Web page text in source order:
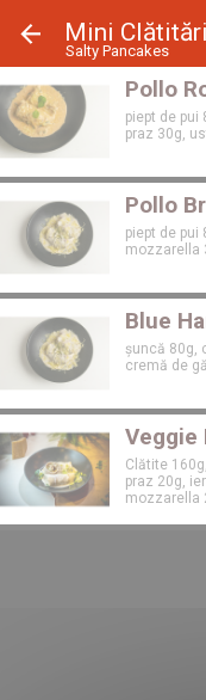
Mini
Salty Pancakes
Pollo
piept de pui
praz 30g,
Pollo
piept de pui
mozzarella
Blue
șuncă 80g,
cremă de
Veggie
Clătite
praz 20g,
mozzarella